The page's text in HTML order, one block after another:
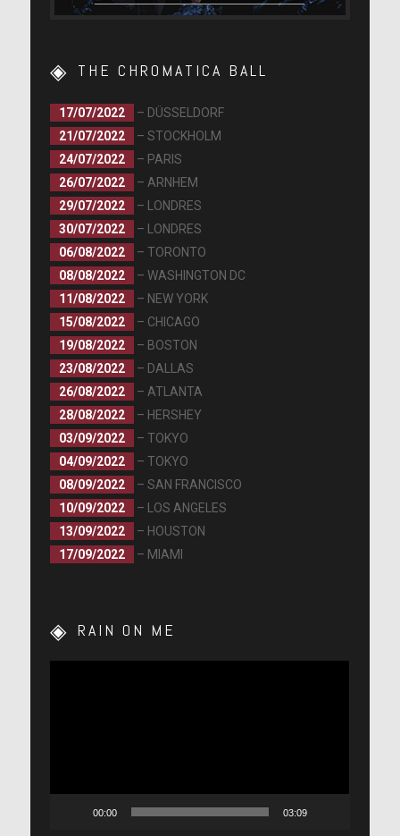
THE CHROMATICA BALL
17/07/2022
– DÜSSELDORF
21/07/2022
– STOCKHOLM
24/07/2022
– PARIS
26/07/2022
– ARNHEM
29/07/2022
– LONDRES
30/07/2022
– LONDRES
06/08/2022
– TORONTO
08/08/2022
– WASHINGTON DC
11/08/2022
– NEW YORK
15/08/2022
– CHICAGO
19/08/2022
– BOSTON
23/08/2022
– DALLAS
26/08/2022
– ATLANTA
28/08/2022
– HERSHEY
03/09/2022
– TOKYO
04/09/2022
– TOKYO
08/09/2022
– SAN FRANCISCO
10/09/2022
– LOS ANGELES
13/09/2022
– HOUSTON
17/09/2022
– MIAMI
RAIN ON ME
00:00 03:09